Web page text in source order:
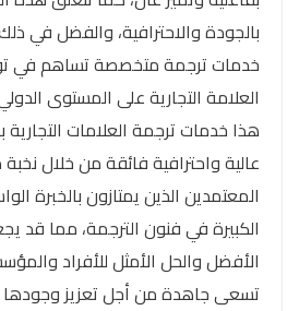
بالجودة والاحترافية، والفضل في
خدمات ترجمة متخصصة تساهم في
العلامة التجارية على المستوى
هذا خدمات ترجمة العلامات التجارية
عالية واحترافية فائقة من خلال
المعتمدين الذين يمتازون بالخبرة
الكبيرة في فنون الترجمة، مما قد
الأفضل والحل الأمثل للأفراد
تسعى جاهدة من أجل تعزيز وجودها